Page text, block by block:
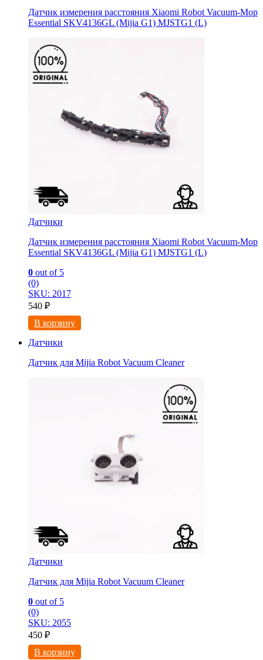
Датчик измерения расстояния Xiaomi Robot Vacuum-Mop
Essential SKV4136GL (Mijia G1) MJSTG1 (L)
Датчики
Датчик измерения расстояния Xiaomi Robot Vacuum-Mop
Essential SKV4136GL (Mijia G1) MJSTG1 (L)
0 out of 5
(0)
SKU: 2017
540 ₽
В корзину
Датчики
Датчик для Mijia Robot Vacuum Cleaner
Датчики
Датчик для Mijia Robot Vacuum Cleaner
0 out of 5
(0)
SKU: 2055
450 ₽
В корзину